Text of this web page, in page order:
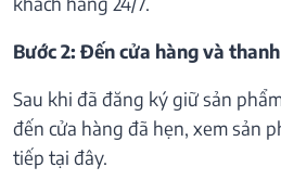
Bước 2: Đến cửa hàng và
Sau khi đã đăng ký giữ sản
đến cửa hàng đã hẹn, xem sản
tiếp tại đây.